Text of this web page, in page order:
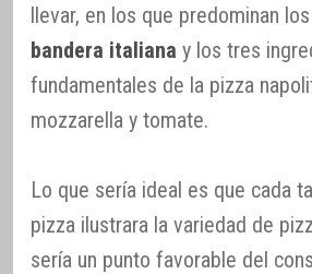
llevar, en los que predominan
bandera italiana y los tres
fundamentales de la pizza
mozzarella y tomate.
Lo que sería ideal es que cada
pizza ilustrara la variedad de
sería un punto favorable del